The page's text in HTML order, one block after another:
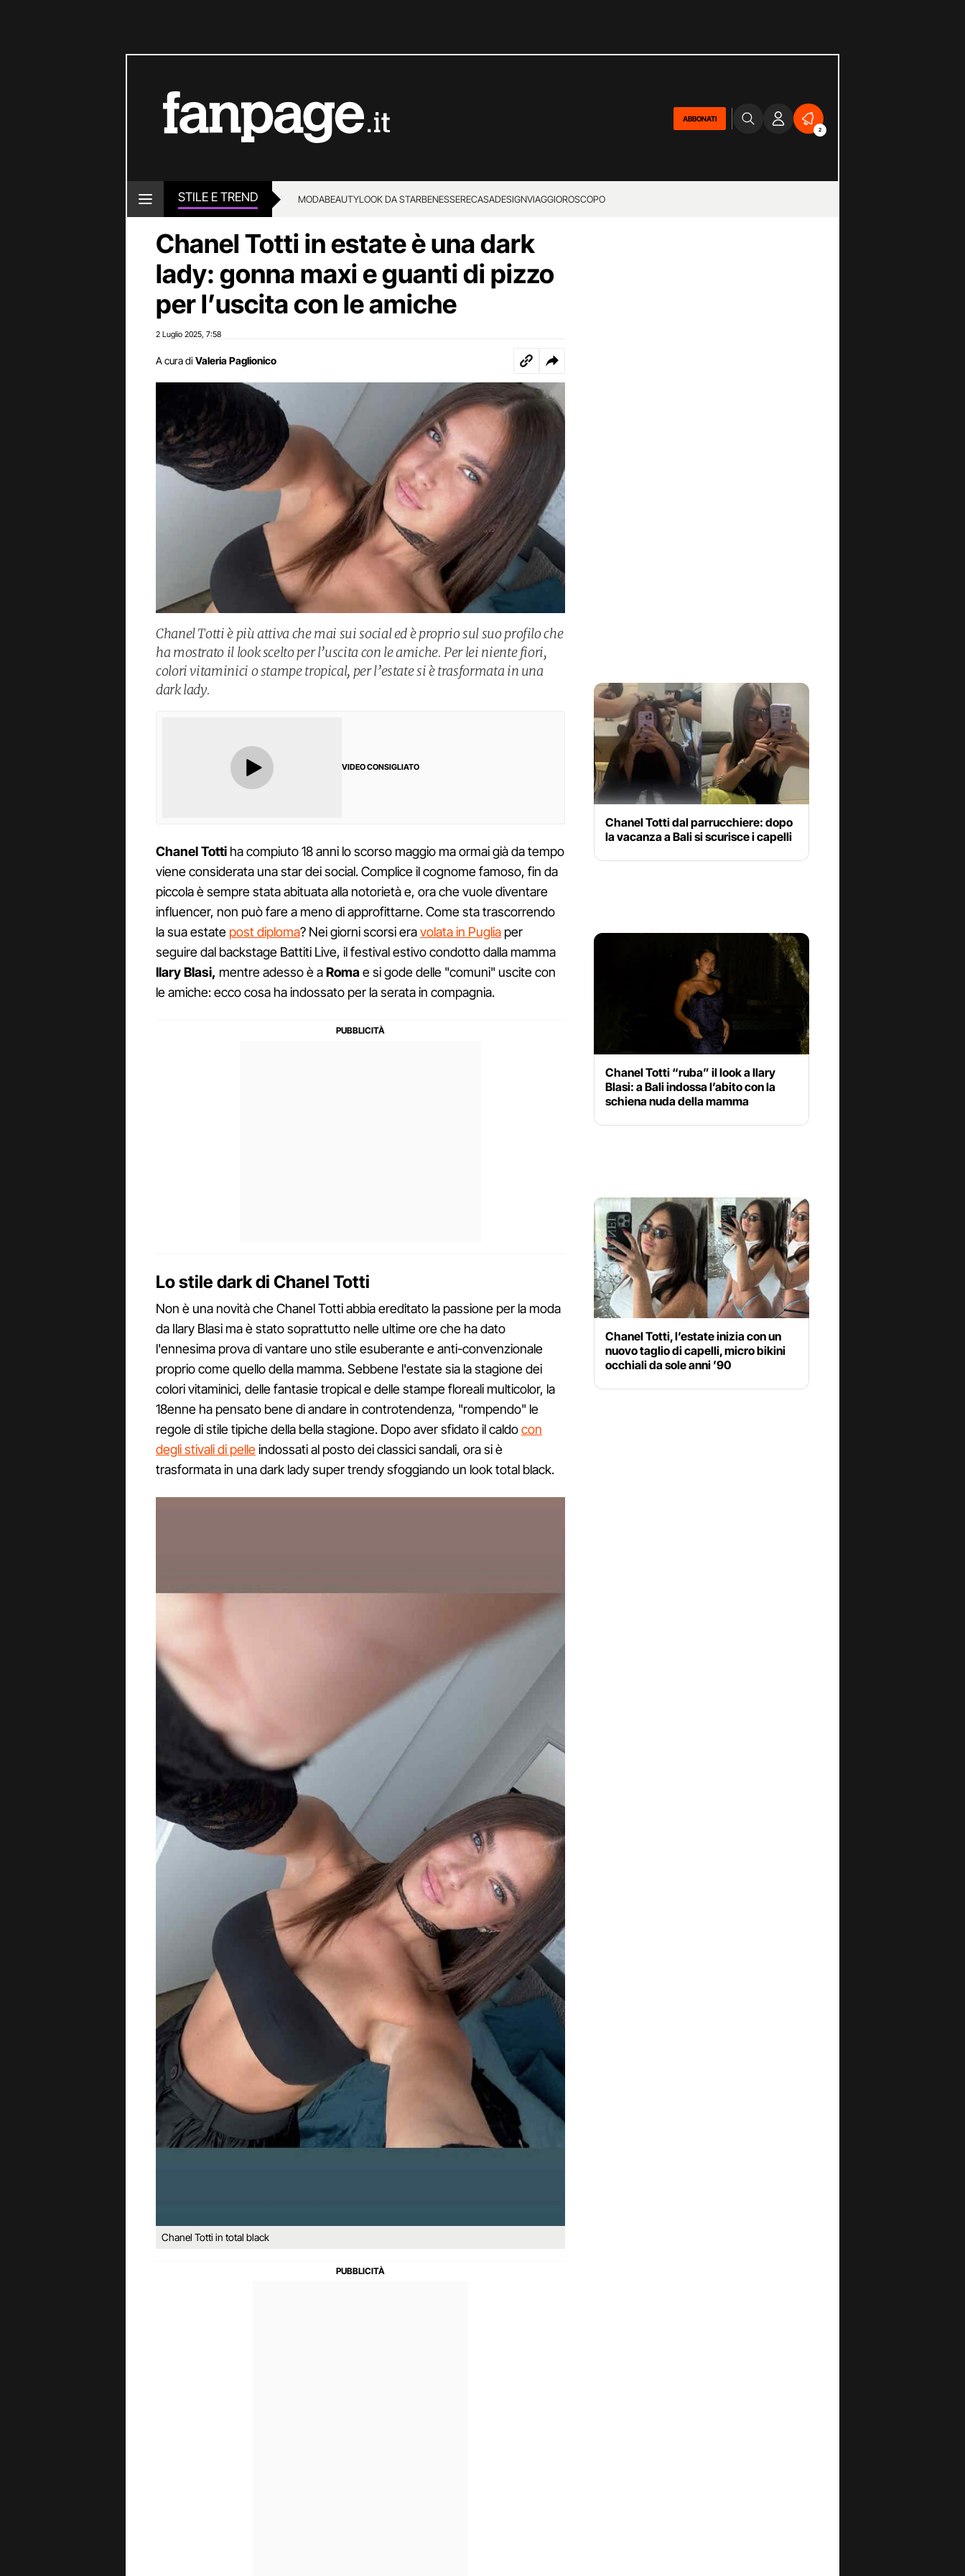
ABBONATI
2
STILE E TREND MODABEAUTYLOOK DA STARBENESSERECASADESIGNVIAGGIOROSCOPO
Chanel Totti in estate è una dark
lady: gonna maxi e guanti di pizzo
per l’uscita con le amiche
2 Luglio 2025 7:58
A cura di Valeria Paglionico
Chanel Totti è più attiva che mai sui social ed è proprio sul suo profilo che
ha mostrato il look scelto per l’uscita con le amiche. Per lei niente fiori,
colori vitaminici o stampe tropical, per l’estate si è trasformata in una
dark lady.
VIDEO CONSIGLIATO
Chanel Totti ha compiuto 18 anni lo scorso maggio ma ormai già da tempo
viene considerata una star dei social. Complice il cognome famoso, fin da
piccola è sempre stata abituata alla notorietà e, ora che vuole diventare
influencer, non può fare a meno di approfittarne. Come sta trascorrendo
la sua estate post diploma? Nei giorni scorsi eravolata in Puglia per
seguire dal backstage Battiti Live, il festival estivo condotto dalla mamma
Ilary Blasi, mentre adesso è aRomae si gode delle "comuni" uscite con
le amiche: ecco cosa ha indossato per la serata in compagnia.
Lo stile dark di Chanel Totti
Non è una novità che Chanel Totti abbia ereditato la passione per la moda
da Ilary Blasi ma è stato soprattutto nelle ultime ore che ha dato
l'ennesima prova di vantare uno stile esuberante e anti-convenzionale
proprio come quello della mamma. Sebbene l'estate sia la stagione dei
colori vitaminici, delle fantasie tropical e delle stampe floreali multicolor, la
18enne ha pensato bene di andare in controtendenza, "rompendo" le
regole di stile tipiche della bella stagione. Dopo aver sfidato il caldocon
degli stivali di pelleindossati al posto dei classici sandali, ora si è
trasformata in una dark lady super trendy sfoggiando un look total black.
Chanel Totti in total black
Chanel Totti dal parrucchiere: dopo
la vacanza a Bali si scurisce i capelli
Chanel Totti “ruba” il look a Ilary
Blasi: a Bali indossa l’abito con la
schiena nuda della mamma
Chanel Totti, l’estate inizia con un
nuovo taglio di capelli, micro bikini
occhiali da sole anni ’90